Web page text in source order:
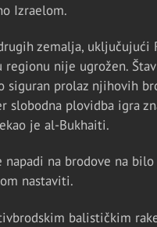
Izraelom.
zemalja, uključujući
nije ugrožen.
siguran prolaz njihovih
slobodna plovidba igra
je al-Bukhaiti.
napadi na brodove na
nastaviti.
balističkim